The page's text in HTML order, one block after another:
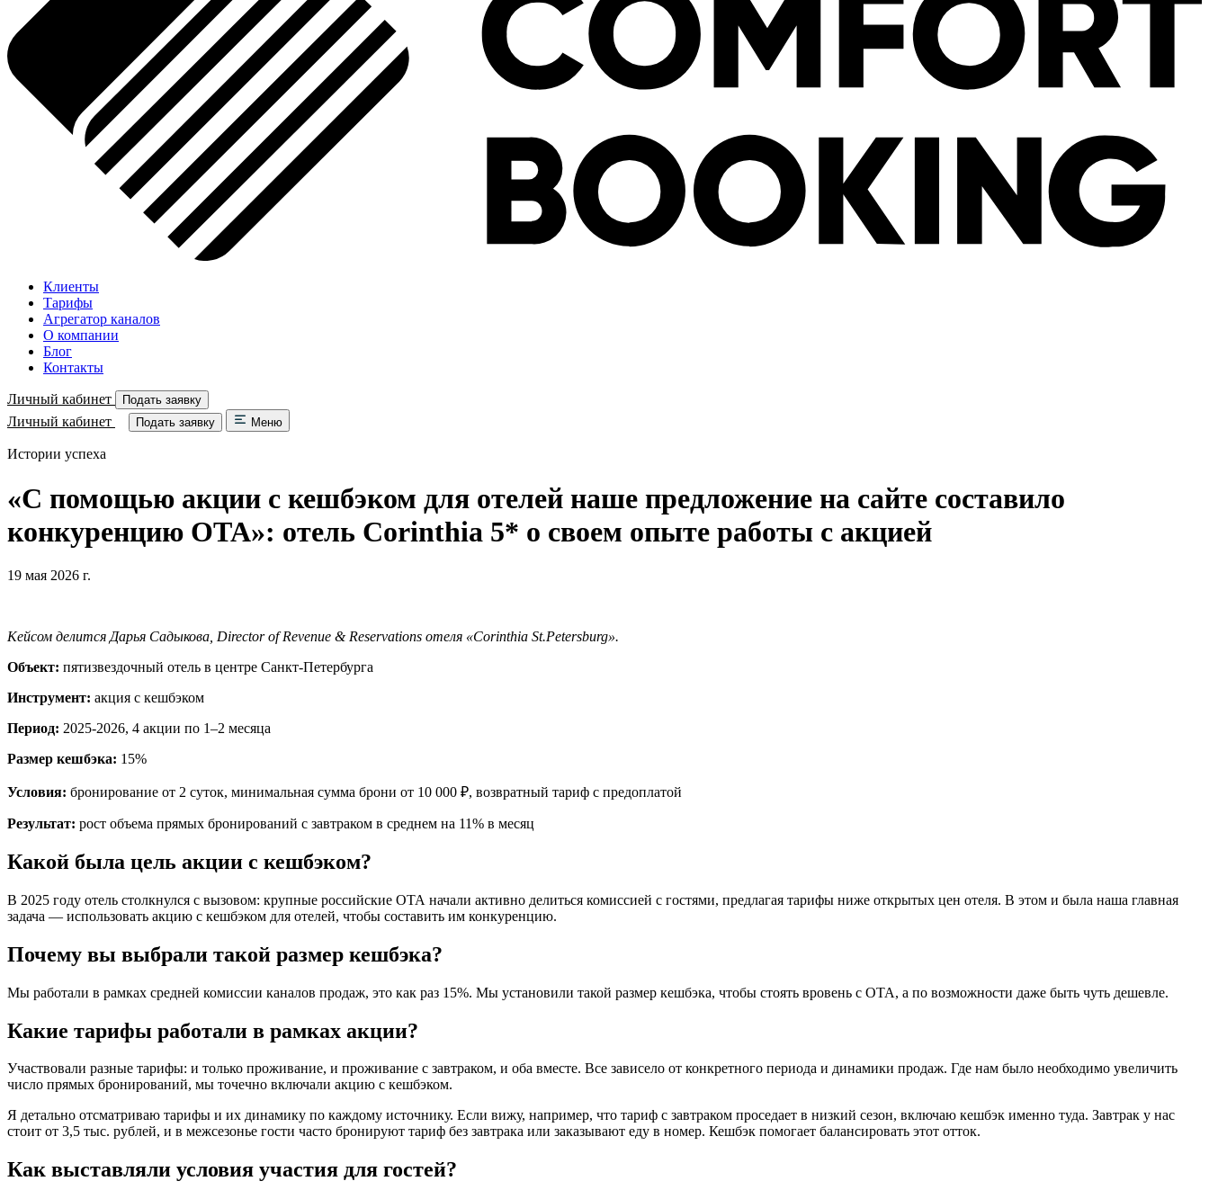
Клиенты
Тарифы
Агрегатор каналов
О компании
Блог
Контакты
Личный кабинет Подать заявку
Личный кабинет Подать заявку Меню
Истории успеха
«С помощью акции с кешбэком для отелей наше предложение на сайте составило
конкуренцию OTA»: отель Corinthia 5* о своем опыте работы с акцией
19 мая 2026 г.
Кейсом делится Дарья Садыкова, Director of Revenue & Reservations отеля «Corinthia St.Petersburg».
Объект: пятизвездочный отель в центре Санкт-Петербурга
Инструмент: акция с кешбэком
Период: 2025-2026, 4 акции по 1–2 месяца
Размер кешбэка: 15%
Условия: бронирование от 2 суток, минимальная сумма брони от 10 000 ₽, возвратный тариф с предоплатой
Результат: рост объема прямых бронирований с завтраком в среднем на 11% в месяц
Какой была цель акции с кешбэком?
В 2025 году отель столкнулся с вызовом: крупные российские ОТА начали активно делиться комиссией с гостями, предлагая тарифы ниже открытых цен отеля. В этом и была наша главная
задача — использовать акцию с кешбэком для отелей, чтобы составить им конкуренцию.
Почему вы выбрали такой размер кешбэка?
Мы работали в рамках средней комиссии каналов продаж, это как раз 15%. Мы установили такой размер кешбэка, чтобы стоять вровень с ОТА, а по возможности даже быть чуть дешевле.
Какие тарифы работали в рамках акции?
Участвовали разные тарифы: и только проживание, и проживание с завтраком, и оба вместе. Все зависело от конкретного периода и динамики продаж. Где нам было необходимо увеличить
число прямых бронирований, мы точечно включали акцию с кешбэком.
Я детально отсматриваю тарифы и их динамику по каждому источнику. Если вижу, например, что тариф с завтраком проседает в низкий сезон, включаю кешбэк именно туда. Завтрак у нас
стоит от 3,5 тыс. рублей, и в межсезонье гости часто бронируют тариф без завтрака или заказывают еду в номер. Кешбэк помогает балансировать этот отток.
Как выставляли условия участия для гостей?